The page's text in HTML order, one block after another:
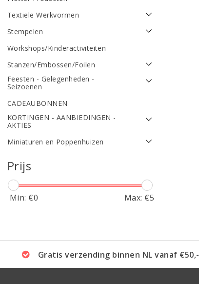
Textiele Werkvormen
Stempelen
Workshops/Kinderactiviteiten
Stanzen/Embossen/Foilen
Feesten - Gelegenheden -
Seizoenen
CADEAUBONNEN
KORTINGEN - AANBIEDINGEN -
AKTIES
Miniaturen en Poppenhuizen
Prijs
Min: €0 Max: €5
Gratis verzending binnen NL vanaf €50,-